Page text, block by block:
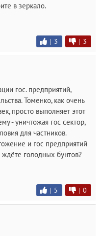
в зеркало.
| 3 | 3
гос. предприятий,
Томенко, как очень
просто выполняет этот
- уничтожая гос сектор,
для частников.
и гос предприятий
ждёте голодных бунтов?
| 5 | 0